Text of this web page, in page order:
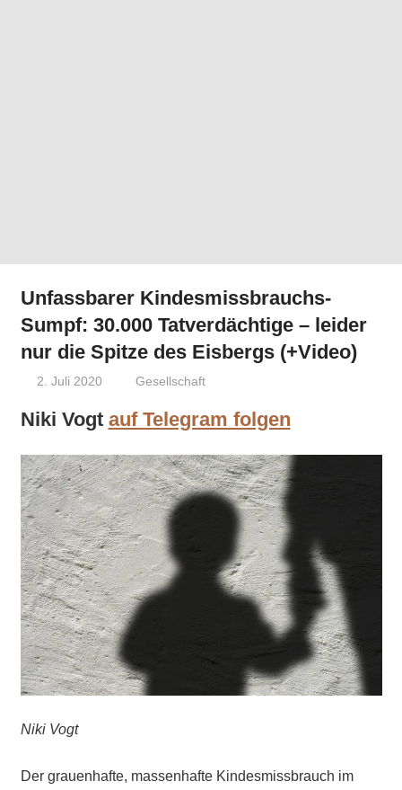
Unfassbarer Kindesmissbrauchs-
Sumpf: 30.000 Tatverdächtige – leider
nur die Spitze des Eisbergs (+Video)
2. Juli 2020 Niki Vogt
Gesellschaft
Niki Vogt auf Telegram folgen
Niki Vogt
Der grauenhafte, massenhafte Kindesmissbrauch im